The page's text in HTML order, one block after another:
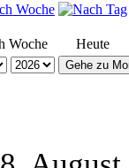
Woche Heute
Gehe zu